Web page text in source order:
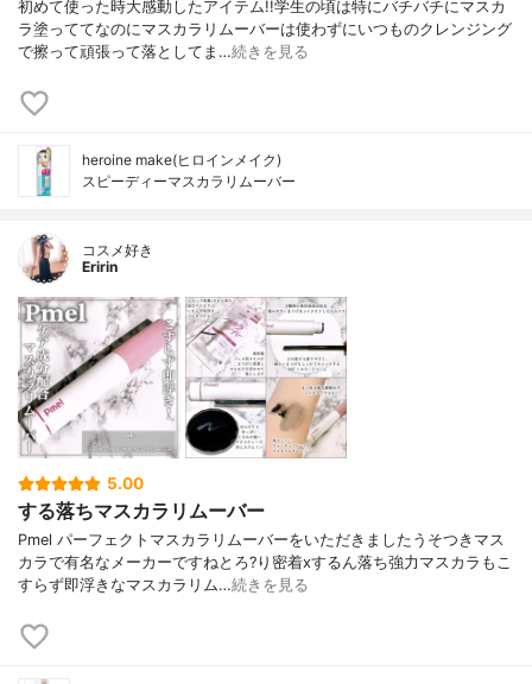
初めて使った時大感動したアイテム!!⁡⁡学生の頃は特にバチバチにマスカ
ラ塗っててなのにマスカラリムーバーは使わずにいつものクレンジング
で擦って頑張って落としてま…続きを見る
heroine make(ヒロインメイク)
スピーディーマスカラリムーバー
コスメ好き
Eririn
5.00
する落ちマスカラリムーバー
Pmel パーフェクトマスカラリムーバーをいただきましたうそつきマス
カラで有名なメーカーですねとろ?り密着xするん落ち強力マスカラもこ
すらず即浮きなマスカラリム…続きを見る